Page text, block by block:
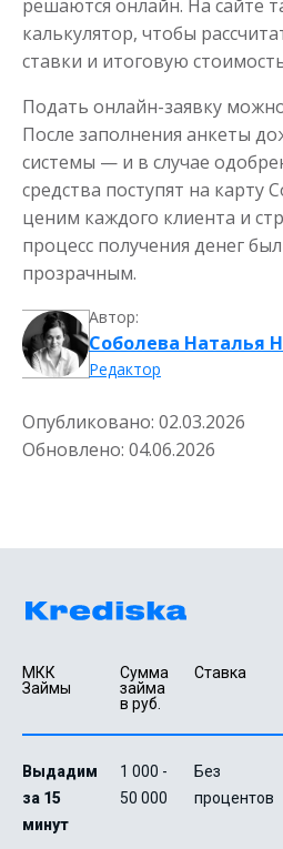
решаются онлайн. На сайте
калькулятор, чтобы
ставки и итоговую
Подать онлайн-заявку
После заполнения анкеты
системы — и в случае
средства поступят на карту
ценим каждого клиента и
процесс получения денег
прозрачным.
Автор:
Соболева Наталья
Редактор
Опубликовано: 02.03.2026
Обновлено: 04.06.2026
МКК
Займы
Сумма
займа
в руб.
Ставка
Выдадим
за 15
минут
1 000 -
50 000
Без
процентов